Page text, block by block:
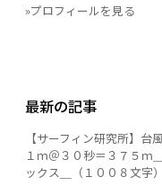
»プロフィールを見る
最新の記事
【サーフィン研究所】台
１ｍ＠３０秒＝３７５ｍ
ックス＿（１００８文字）